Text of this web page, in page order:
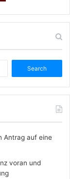
for:
Antrag auf eine
voran und